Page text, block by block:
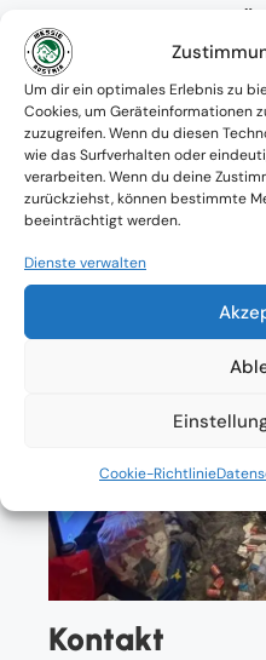
Um dir ein optimales Erlebnis zu
Cookies, um Geräteinformationen
zuzugreifen. Wenn du diesen
wie das Surfverhalten oder
verarbeiten. Wenn du deine
zurückziehst, können bestimmte
beeinträchtigt werden.
Dienste verwalten
Cookie-Richtlinie
Absolute
Einverständnis
Kontakt